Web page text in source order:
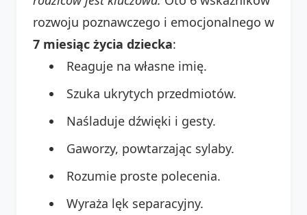
rozwoju poznawczego i emocjonalnego w
7 miesiąc życia dziecka:
Reaguje na własne imię.
Szuka ukrytych przedmiotów.
Naśladuje dźwięki i gesty.
Gaworzy, powtarzając sylaby.
Rozumie proste polecenia.
Wyraża lęk separacyjny.